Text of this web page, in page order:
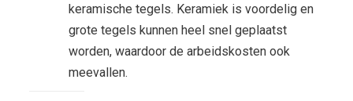
keramische tegels. Keramiek is voordelig en
grote tegels kunnen heel snel geplaatst
worden, waardoor de arbeidskosten ook
meevallen.